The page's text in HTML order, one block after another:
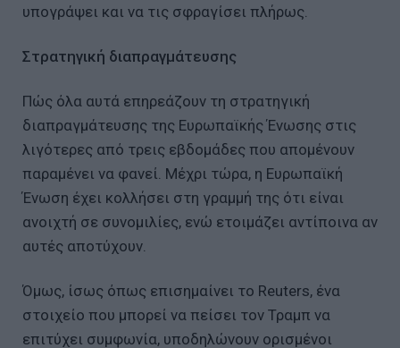
υπογράψει και να τις σφραγίσει πλήρως.
Στρατηγική διαπραγμάτευσης
Πώς όλα αυτά επηρεάζουν τη στρατηγική
διαπραγμάτευσης της Ευρωπαϊκής Ένωσης στις
λιγότερες από τρεις εβδομάδες που απομένουν
παραμένει να φανεί. Μέχρι τώρα, η Ευρωπαϊκή
Ένωση έχει κολλήσει στη γραμμή της ότι είναι
ανοιχτή σε συνομιλίες, ενώ ετοιμάζει αντίποινα αν
αυτές αποτύχουν.
Όμως, ίσως όπως επισημαίνει το Reuters, ένα
στοιχείο που μπορεί να πείσει τον Τραμπ να
επιτύχει συμφωνία, υποδηλώνουν ορισμένοι